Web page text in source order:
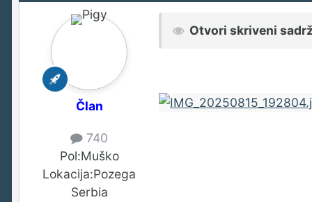
Član
740
Pol:Muško
Lokacija:Pozega
Serbia
Otvori skriveni